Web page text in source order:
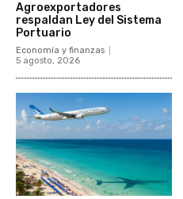
Agroexportadores
respaldan Ley del Sistema
Portuario
Economía y finanzas
5 agosto, 2026